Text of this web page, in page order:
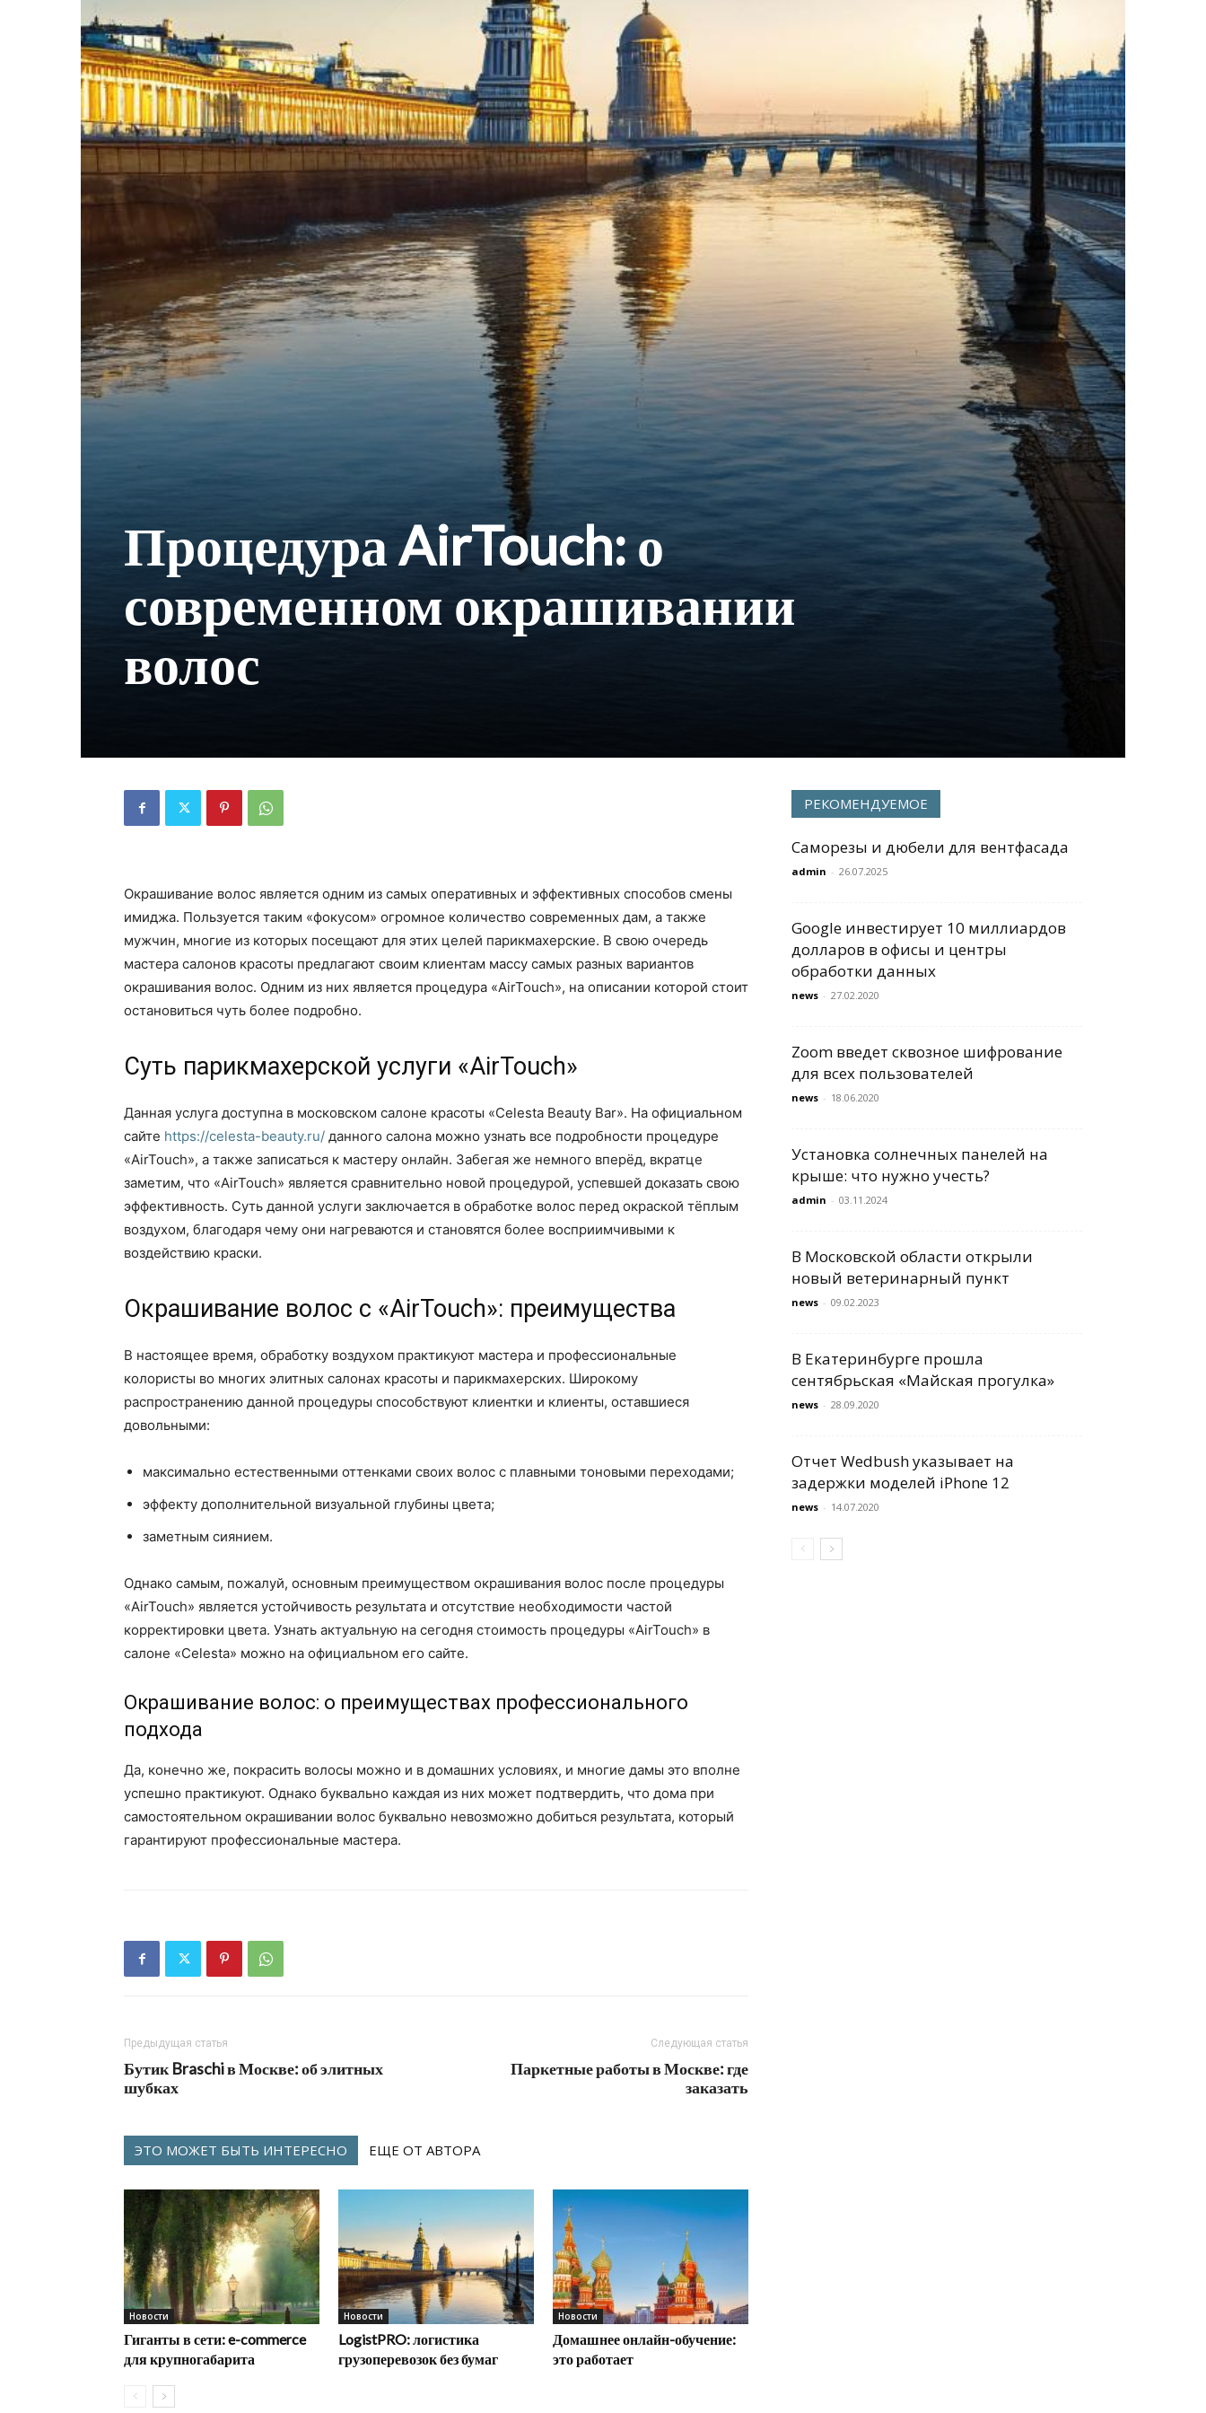
Процедура AirTouch: о
современном окрашивании
волос
Окрашивание волос является одним из самых оперативных и эффективных способов смены
имиджа. Пользуется таким «фокусом» огромное количество современных дам, а также
мужчин, многие из которых посещают для этих целей парикмахерские. В свою очередь
мастера салонов красоты предлагают своим клиентам массу самых разных вариантов
окрашивания волос. Одним из них является процедура «AirTouch», на описании которой стоит
остановиться чуть более подробно.
Суть парикмахерской услуги «AirTouch»
Данная услуга доступна в московском салоне красоты «Celesta Beauty Bar». На официальном
сайте https://celesta-beauty.ru/ данного салона можно узнать все подробности процедуре
«AirTouch», а также записаться к мастеру онлайн. Забегая же немного вперёд, вкратце
заметим, что «AirTouch» является сравнительно новой процедурой, успевшей доказать свою
эффективность. Суть данной услуги заключается в обработке волос перед окраской тёплым
воздухом, благодаря чему они нагреваются и становятся более восприимчивыми к
воздействию краски.
Окрашивание волос с «AirTouch»: преимущества
В настоящее время, обработку воздухом практикуют мастера и профессиональные
колористы во многих элитных салонах красоты и парикмахерских. Широкому
распространению данной процедуры способствуют клиентки и клиенты, оставшиеся
довольными:
максимально естественными оттенками своих волос с плавными тоновыми переходами;
эффекту дополнительной визуальной глубины цвета;
заметным сиянием.
Однако самым, пожалуй, основным преимуществом окрашивания волос после процедуры
«AirTouch» является устойчивость результата и отсутствие необходимости частой
корректировки цвета. Узнать актуальную на сегодня стоимость процедуры «AirTouch» в
салоне «Celesta» можно на официальном его сайте.
Окрашивание волос: о преимуществах профессионального
подхода
Да, конечно же, покрасить волосы можно и в домашних условиях, и многие дамы это вполне
успешно практикуют. Однако буквально каждая из них может подтвердить, что дома при
самостоятельном окрашивании волос буквально невозможно добиться результата, который
гарантируют профессиональные мастера.
Предыдущая статья
Бутик Braschi в Москве: об элитных
шубках
Следующая статья
Паркетные работы в Москве: где
заказать
ЭТО МОЖЕТ БЫТЬ ИНТЕРЕСНО ЕЩЕ ОТ АВТОРА
Новости
Гиганты в сети: e-commerce
для крупногабарита
Новости
LogistPRO: логистика
грузоперевозок без бумаг
Новости
Домашнее онлайн-обучение:
это работает
РЕКОМЕНДУЕМОЕ
Саморезы и дюбели для вентфасада
admin - 26.07.2025
Google инвестирует 10 миллиардов
долларов в офисы и центры
обработки данных
news - 27.02.2020
Zoom введет сквозное шифрование
для всех пользователей
news - 18.06.2020
Установка солнечных панелей на
крыше: что нужно учесть?
admin - 03.11.2024
В Московской области открыли
новый ветеринарный пункт
news - 09.02.2023
В Екатеринбурге прошла
сентябрьская «Майская прогулка»
news - 28.09.2020
Отчет Wedbush указывает на
задержки моделей iPhone 12
news - 14.07.2020